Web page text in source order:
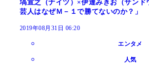
塙宣之（ナイツ）×伊達みきお（サンド
芸人はなぜＭ－１で勝てないのか？」
2019年08月31日 06:20
エンタメ
人気